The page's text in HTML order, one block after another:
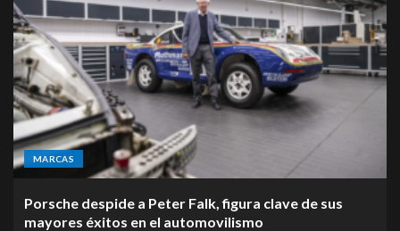
MARCAS
Porsche despide a Peter Falk, figura clave de sus
mayores éxitos en el automovilismo